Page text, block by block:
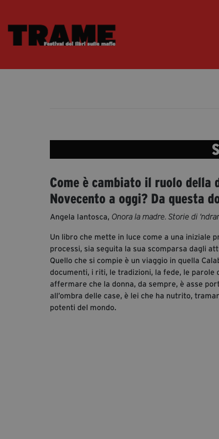
Come è cambiato il ruolo della
Novecento a oggi? Da questa
Angela Iantosca, Onora la madre. Storie di
Un libro che mette in luce come a una iniziale
processi, sia seguita la sua scomparsa dagli
Quello che si compie è un viaggio in quella
documenti, i riti, le tradizioni, la fede, le
affermare che la donna, da sempre, è asse
all’ombra delle case, è lei che ha nutrito,
potenti del mondo.